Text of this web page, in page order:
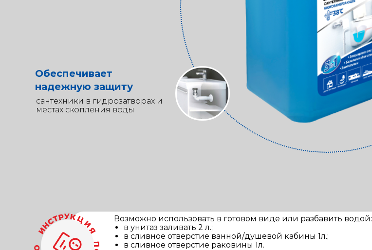
Обеспечивает
надежную защиту
сантехники в гидрозатворах и
местах скопления воды
Возможно использовать в готовом виде или разбавить водой:
в унитаз заливать 2 л.;
в сливное отверстие ванной/душевой кабины 1л.;
в сливное отверстие раковины 1л.